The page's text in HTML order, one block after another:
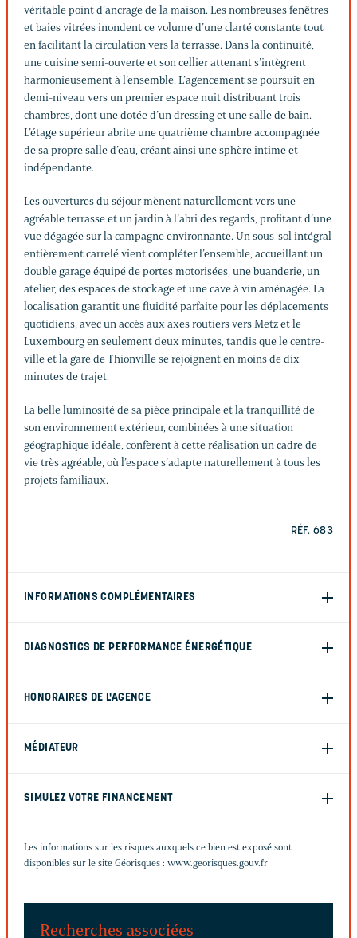
véritable point d’ancrage de la maison. Les nombreuses fenêtres
et baies vitrées inondent ce volume d’une clarté constante tout
en facilitant la circulation vers la terrasse. Dans la continuité,
une cuisine semi-ouverte et son cellier attenant s’intègrent
harmonieusement à l’ensemble. L’agencement se poursuit en
demi-niveau vers un premier espace nuit distribuant trois
chambres, dont une dotée d’un dressing et une salle de bain.
L’étage supérieur abrite une quatrième chambre accompagnée
de sa propre salle d’eau, créant ainsi une sphère intime et
indépendante.
Les ouvertures du séjour mènent naturellement vers une
agréable terrasse et un jardin à l’abri des regards, profitant d’une
vue dégagée sur la campagne environnante. Un sous-sol intégral
entièrement carrelé vient compléter l’ensemble, accueillant un
double garage équipé de portes motorisées, une buanderie, un
atelier, des espaces de stockage et une cave à vin aménagée. La
localisation garantit une fluidité parfaite pour les déplacements
quotidiens, avec un accès aux axes routiers vers Metz et le
Luxembourg en seulement deux minutes, tandis que le centre-
ville et la gare de Thionville se rejoignent en moins de dix
minutes de trajet.
La belle luminosité de sa pièce principale et la tranquillité de
son environnement extérieur, combinées à une situation
géographique idéale, confèrent à cette réalisation un cadre de
vie très agréable, où l’espace s’adapte naturellement à tous les
projets familiaux.
RÉF. 683
INFORMATIONS COMPLÉMENTAIRES
DIAGNOSTICS DE PERFORMANCE ÉNERGÉTIQUE
HONORAIRES DE L'AGENCE
MÉDIATEUR
SIMULEZ VOTRE FINANCEMENT
Les informations sur les risques auxquels ce bien est exposé sont
disponibles sur le site Géorisques : www.georisques.gouv.fr
Recherches associées